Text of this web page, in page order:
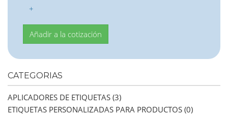
+
CATEGORIAS
APLICADORES DE ETIQUETAS (3)
ETIQUETAS PERSONALIZADAS PARA PRODUCTOS (0)